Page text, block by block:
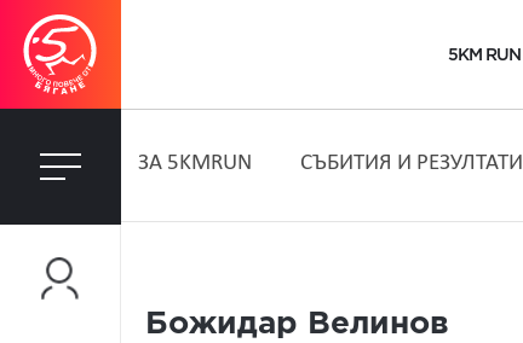
5KM RUN
ЗA 5KMRUN СЪБИТИЯ И РЕЗУЛТАТИ
Божидар Велинов